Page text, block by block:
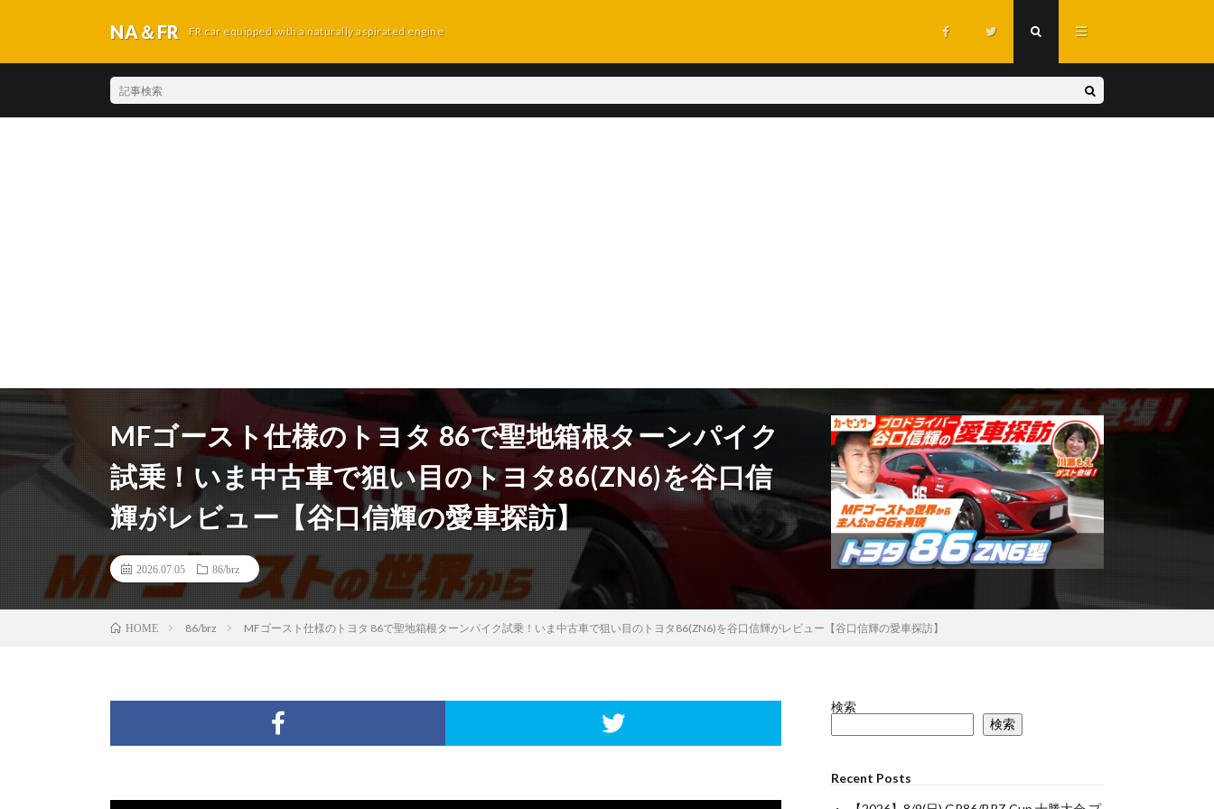
NA＆FR FR car equipped with a naturally aspirated engine
MFゴースト仕様のトヨタ 86で聖地箱根ターンパイク
試乗！いま中古車で狙い目のトヨタ86(ZN6)を谷口信
輝がレビュー【谷口信輝の愛車探訪】
2026.07.05 86/brz
HOME 86/brz MFゴースト仕様のトヨタ 86で聖地箱根ターンパイク試乗！いま中古車で狙い目のトヨタ86(ZN6)を谷口信輝がレビュー【谷口信輝の愛車探訪】
検索
検索
Recent Posts